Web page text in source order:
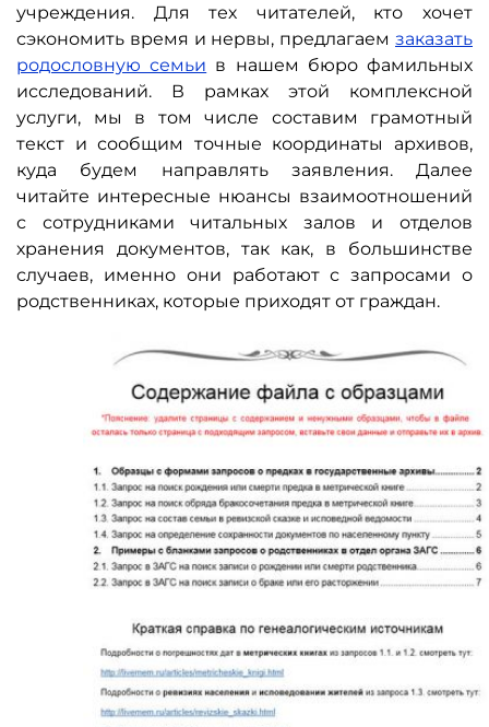
учреждения. Для тех читателей, кто хочет
сэкономить время и нервы, предлагаем заказать
родословную семьи в нашем бюро фамильных
исследований. В рамках этой комплексной
услуги, мы в том числе составим грамотный
текст и сообщим точные координаты архивов,
куда будем направлять заявления. Далее
читайте интересные нюансы взаимоотношений
с сотрудниками читальных залов и отделов
хранения документов, так как, в большинстве
случаев, именно они работают с запросами о
родственниках, которые приходят от граждан.